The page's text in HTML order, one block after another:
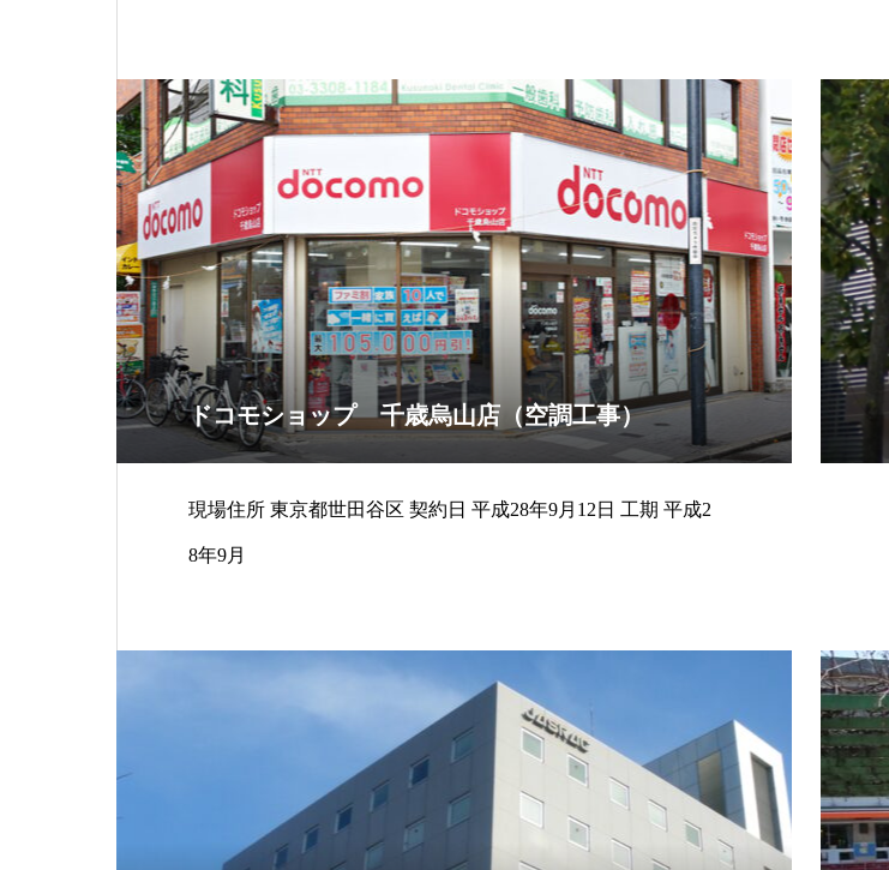
ドコモショップ 千歳烏山店（空調工事）
現場住所 東京都世田谷区 契約日 平成28年9月12日 工期 平成2
8年9月